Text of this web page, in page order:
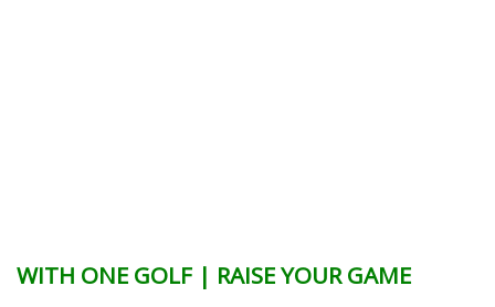
WITH ONE GOLF | RAISE YOUR GAME